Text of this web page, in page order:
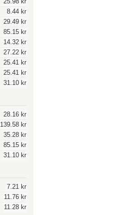
8.44 kr
29.49 kr
85.15 kr
14.32 kr
27.22 kr
25.41 kr
25.41 kr
31.10 kr
28.16 kr
139.58 kr
35.28 kr
85.15 kr
31.10 kr
7.21 kr
11.76 kr
11.28 kr